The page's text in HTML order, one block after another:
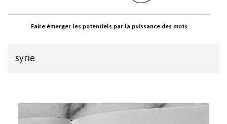
Faire émerger les potentiels par la puissance des mots
syrie